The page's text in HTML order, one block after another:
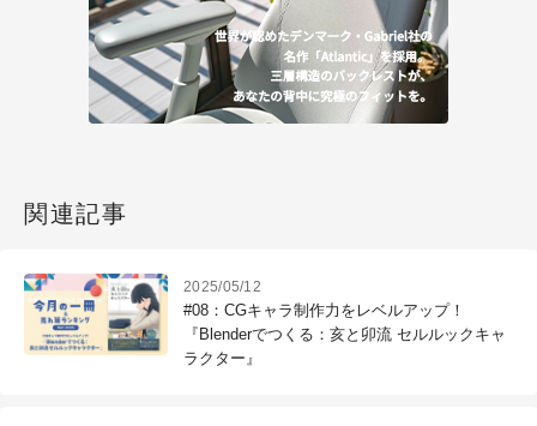
関連記事
2025/05/12
#08：CGキャラ制作力をレベルアップ！
『Blenderでつくる：亥と卯流 セルルックキャ
ラクター』